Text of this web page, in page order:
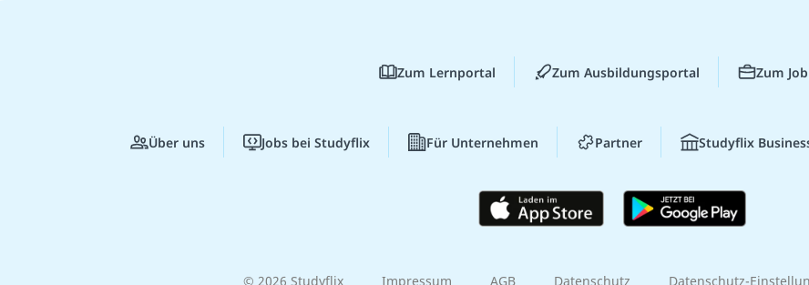
Zum Lernportal Zum Ausbildungsportal Zum
Über uns Jobs bei Studyflix Für Unternehmen Partner Studyflix
© 2026 Studyflix Impressum AGB Datenschutz Datenschutz-